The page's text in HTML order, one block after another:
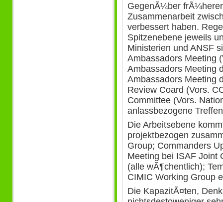
GegenÃ¼ber
Zusammenarbeit
verbessert haben.
Spitzenebene jeweils
Ministerien und ANSF
Ambassadors Meeting
Ambassadors Meeting
Ambassadors Meeting
Review Coard (Vors.
Committee (Vors.
anlassbezogene
Die Arbeitsebene
projektbezogen
Group; Commanders
Meeting bei ISAF Joint
(alle wÃ¶chentlich);
CIMIC Working Group
Die KapazitÃ¤ten,